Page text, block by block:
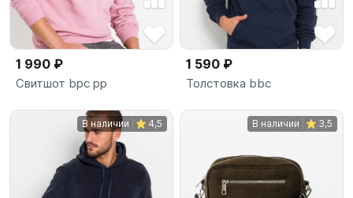
1 990 ₽
Свитшот bpc pp
1 590 ₽
Толстовка bbc
В наличии 4,5 В наличии 3,5